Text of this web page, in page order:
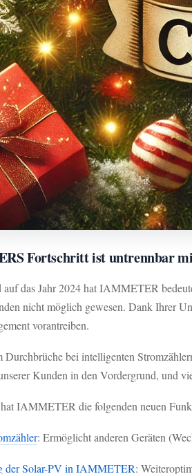
Fortschritt ist untrennbar
das Jahr 2024 hat IAMMETER
nicht möglich gewesen. Dank Ihrer
vorantreiben.
Durchbrüche bei intelligenten
Kunden in den Vordergrund, und
IAMMETER die folgenden neuen
: Ermöglicht anderen Geräten
der Solar-PV in IAMMETER: